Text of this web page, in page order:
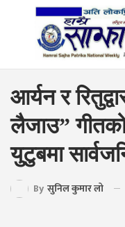
आर्यन र
लैजाउ”
युटुबमा
By सुनिल कुमार लो